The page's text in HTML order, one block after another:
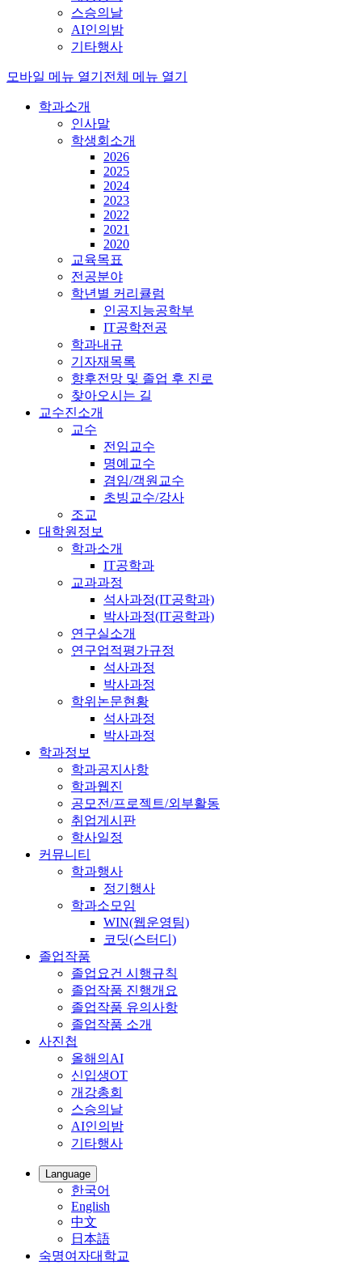
스승의날
AI인의밤
기타행사
모바일 메뉴 열기 전체 메뉴 열기
학과소개
인사말
학생회소개
2026
2025
2024
2023
2022
2021
2020
교육목표
전공분야
학년별 커리큘럼
인공지능공학부
IT공학전공
학과내규
기자재목록
향후전망 및 졸업 후 진로
찾아오시는 길
교수진소개
교수
전임교수
명예교수
겸임/객원교수
초빙교수/강사
조교
대학원정보
학과소개
IT공학과
교과과정
석사과정(IT공학과)
박사과정(IT공학과)
연구실소개
연구업적평가규정
석사과정
박사과정
학위논문현황
석사과정
박사과정
학과정보
학과공지사항
학과웹진
공모전/프로젝트/외부활동
취업게시판
학사일정
커뮤니티
학과행사
정기행사
학과소모임
WIN(웹운영팀)
코딧(스터디)
졸업작품
졸업요건 시행규칙
졸업작품 진행개요
졸업작품 유의사항
졸업작품 소개
사진첩
올해의AI
신입생OT
개강총회
스승의날
AI인의밤
기타행사
Language
한국어
English
中文
日本語
숙명여자대학교